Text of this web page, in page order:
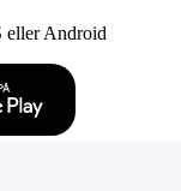
eller Android